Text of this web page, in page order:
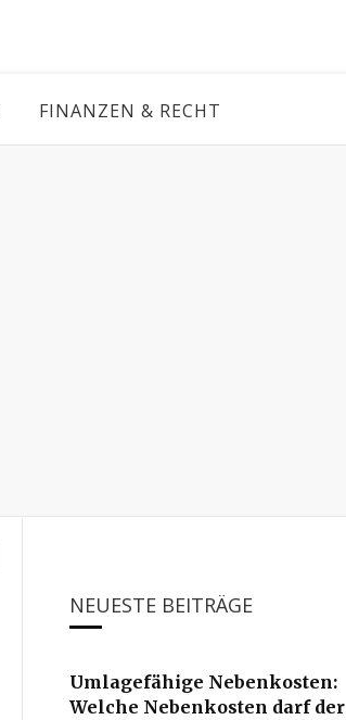
FINANZEN & RECHT
NEUESTE BEITRÄGE
Umlagefähige Nebenkosten:
Welche Nebenkosten darf der